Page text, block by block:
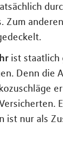
Zum
ist staatlich
Denn die
ist nur als